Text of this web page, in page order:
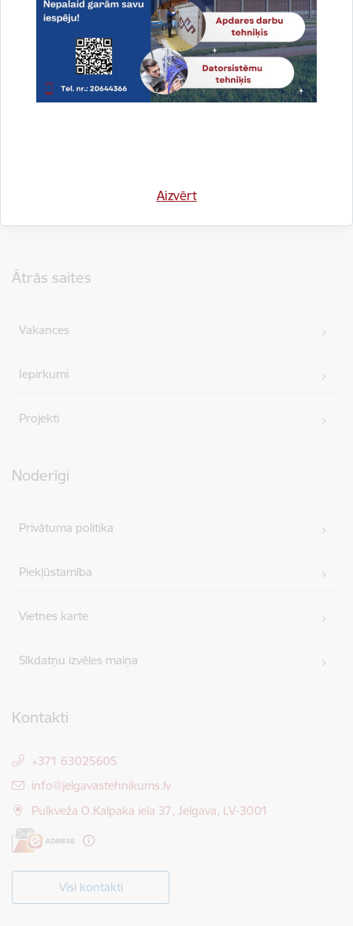
Aizvērt
Sniegt atsauksmi
Ātrās saites
Vakances
Iepirkumi
Projekti
Noderīgi
Privātuma politika
Piekļūstamība
Vietnes karte
Sīkdatņu izvēles maiņa
Kontakti
+371 63025605
E-pasts:
info@jelgavastehnikums.lv
Pulkveža O.Kalpaka iela 37, Jelgava, LV-3001
Visi kontakti